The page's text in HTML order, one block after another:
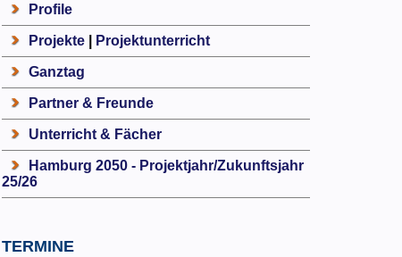
Profile
Projekte| Projektunterricht
Ganztag
Partner & Freunde
Unterricht & Fächer
Hamburg 2050 - Projektjahr/Zukunftsjahr
25/26
TERMINE